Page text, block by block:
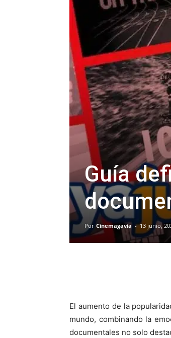
Guía
Por Cinemagavia - 13 junio,
El aumento de la
mundo, combinando la
documentales no solo